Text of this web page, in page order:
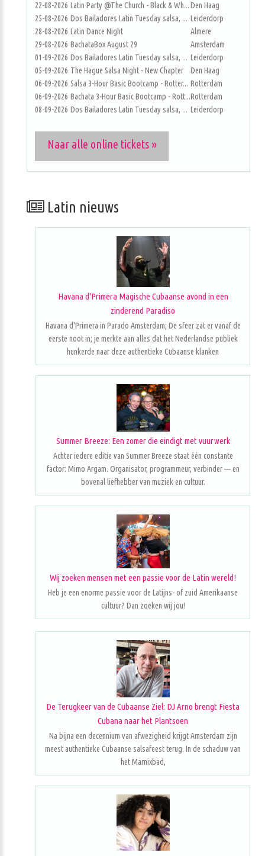
22-08-2026 Latin Party @The Church - Black & Wh...Den Haag
25-08-2026 Dos Bailadores Latin Tuesday salsa, ... Leiderdorp
28-08-2026 Latin Dance Night
Almere
29-08-2026 BachataBox August 29
Amsterdam
01-09-2026 Dos Bailadores Latin Tuesday salsa, ... Leiderdorp
05-09-2026 The Hague Salsa Night - New Chapter
Den Haag
06-09-2026 Salsa 3-Hour Basic Bootcamp - Rotter... Rotterdam
06-09-2026 Bachata 3-Hour Basic Bootcamp - Rott...Rotterdam
08-09-2026 Dos Bailadores Latin Tuesday salsa, ... Leiderdorp
Naar alle online tickets »
Latin nieuws
Havana d'Primera Magische Cubaanse avond in een
zinderend Paradiso
Havana d'Primera in Parado Amsterdam; De sfeer zat er vanaf de
eerste noot in; je merkte aan alles dat het Nederlandse publiek
hunkerde naar deze authentieke Cubaanse klanken
Summer Breeze: Een zomer die eindigt met vuurwerk
Achter iedere editie van Summer Breeze staat één constante
factor: Mimo Argam. Organisator, programmeur, verbinder — en
bovenal liefhebber van muziek en cultuur.
Wij zoeken mensen met een passie voor de Latin wereld!
Heb je een enorme passie voor de Latijns- of zuid Amerikaanse
cultuur? Dan zoeken wij jou!
De Terugkeer van de Cubaanse Ziel: DJ Arno brengt Fiesta
Cubana naar het Plantsoen
Na bijna een decennium van afwezigheid krijgt Amsterdam zijn
meest authentieke Cubaanse salsafeest terug. In de schaduw van
het Marnixbad,